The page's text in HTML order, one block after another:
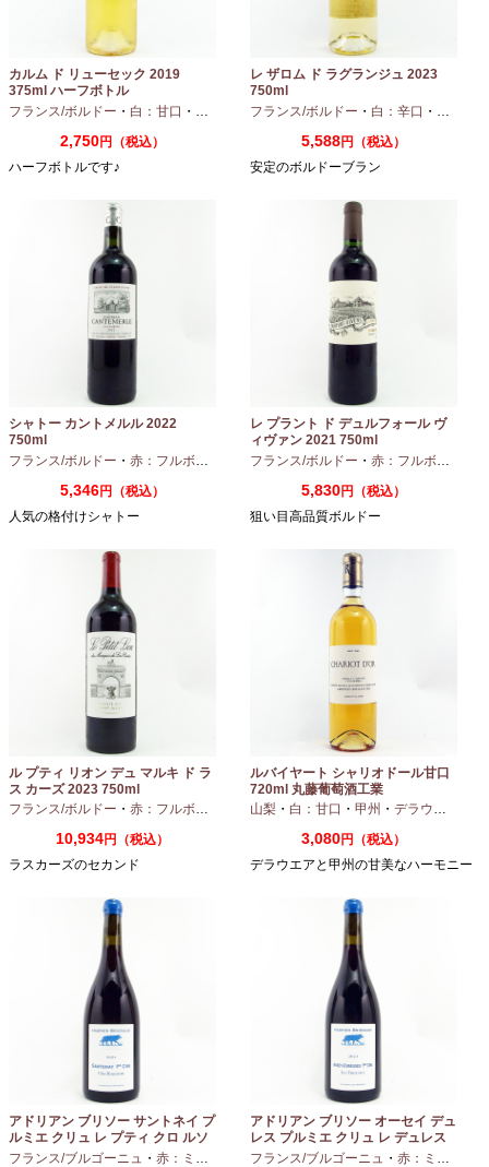
カルム ド リューセック 2019
375ml ハーフボトル
フランス/ボルドー ・ 白：甘口 ・ セミヨン ・ソーヴィニオンブラン
2,750円（税込）
ハーフボトルです♪
レ ザロム ド ラグランジュ 2023
750ml
フランス/ボルドー ・ 白：辛口 ・ セミヨン
5,588円（税込）
安定のボルドーブラン
シャトー カントメルル 2022
750ml
フランス/ボルドー ・ 赤：フルボディ カベルネ・カベルネフラン ・プティヴェル
5,346円（税込）
人気の格付けシャトー
レ プラント ド デュルフォール ヴ
ィヴァン 2021 750ml
フランス/ボルドー ・ 赤：フルボディ
5,830円（税込）
狙い目高品質ボルドー
ル プティ リオン デュ マルキ ド ラ
ス カーズ 2023 750ml
フランス/ボルドー ・ 赤：フルボディ
10,934円（税込）
ラスカーズのセカンド
ルバイヤート シャリオドール甘口
720ml 丸藤葡萄酒工業
山梨 ・ 白：甘口 ・ 甲州 ・ デラウエア
3,080円（税込）
デラウエアと甲州の甘美なハーモニー
アドリアン ブリソー サントネイ プ
ルミエ クリュ レ プティ クロ ルソ
ー 2024 750ml
フランス/ブルゴーニュ ・ 赤：ミディアムボディ ・ピノノワール
アドリアン ブリソー オーセイ デュ
レス プルミエ クリュ レ デュレス
2024 750ml
フランス/ブルゴーニュ ・ 赤：ミディアムボディ